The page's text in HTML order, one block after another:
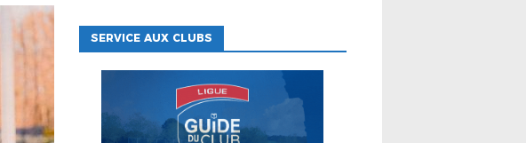
SERVICE AUX CLUBS